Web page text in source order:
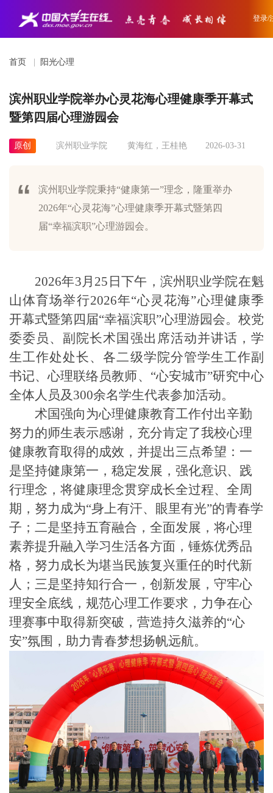
登录/
首页 阳光心理
滨州职业学院举办心灵花海心理健康季开幕式
暨第四届心理游园会
原创 滨州职业学院 黄海红，王桂艳 2026-03-31
滨州职业学院秉持“健康第一”理念，隆重举办
2026年“心灵花海”心理健康季开幕式暨第四
届“幸福滨职”心理游园会。
2026年3月25日下午，滨州职业学院在魁
山体育场举行2026年“心灵花海”心理健康季
开幕式暨第四届“幸福滨职”心理游园会。校党
委委员、副院长术国强出席活动并讲话，学
生工作处处长、各二级学院分管学生工作副
书记、心理联络员教师、“心安城市”研究中心
全体人员及 300余名学生代表参加活动。
术国强向为心理健康教育工作付出辛勤
努力的师生表示感谢，充分肯定了我校心理
健康教育取得的成效，并提出三点希望：一
是坚持健康第一，稳定发展，强化意识、践
行理念，将健康理念贯穿成长全过程、全周
期，努力成为“身上有汗、眼里有光”的青春学
子；二是坚持五育融合，全面发展，将心理
素养提升融入学习生活各方面，锤炼优秀品
格，努力成长为堪当民族复兴重任的时代新
人；三是坚持知行合一，创新发展，守牢心
理安全底线，规范心理工作要求，力争在心
理赛事中取得新突破，营造持久滋养的“心
安”氛围，助力青春梦想扬帆远航。